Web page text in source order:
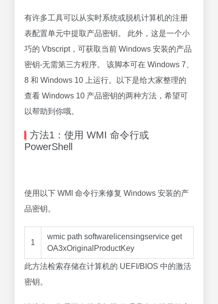
有许多工具可以从实时系统或脱机计算机的注册
表配置单元中提取产品密钥。 此外，这是一个小
巧的 Vbscript，可获取当前 Windows 安装的产品
密钥-无需第三方程序。 该脚本可在 Windows 7、
8 和 Windows 10 上运行。以下是给大家整理的
查看 Windows 10 产品密钥的两种方法，希望可
以帮助到你哦。
方法1：使用 WMI 命令行或
PowerShell
使用以下 WMI 命令行来修复 Windows 安装的产
品密钥。
1
wmic path softwarelicensingservice get
OA3xOriginalProductKey
此方法检索存储在计算机的 UEFI/BIOS 中的激活
密钥。